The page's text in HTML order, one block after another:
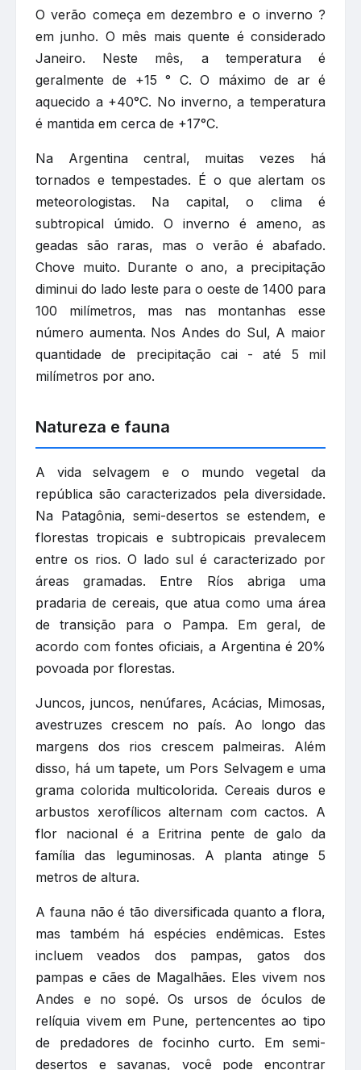
O verão começa em dezembro e o inverno ?
em junho. O mês mais quente é considerado
Janeiro. Neste mês, a temperatura é
geralmente de +15 ° C. O máximo de ar é
aquecido a +40°C. No inverno, a temperatura
é mantida em cerca de +17°C.
Na Argentina central, muitas vezes há
tornados e tempestades. É o que alertam os
meteorologistas. Na capital, o clima é
subtropical úmido. O inverno é ameno, as
geadas são raras, mas o verão é abafado.
Chove muito. Durante o ano, a precipitação
diminui do lado leste para o oeste de 1400 para
100 milímetros, mas nas montanhas esse
número aumenta. Nos Andes do Sul, A maior
quantidade de precipitação cai - até 5 mil
milímetros por ano.
Natureza e fauna
A vida selvagem e o mundo vegetal da
república são caracterizados pela diversidade.
Na Patagônia, semi-desertos se estendem, e
florestas tropicais e subtropicais prevalecem
entre os rios. O lado sul é caracterizado por
áreas gramadas. Entre Ríos abriga uma
pradaria de cereais, que atua como uma área
de transição para o Pampa. Em geral, de
acordo com fontes oficiais, a Argentina é 20%
povoada por florestas.
Juncos, juncos, nenúfares, Acácias, Mimosas,
avestruzes crescem no país. Ao longo das
margens dos rios crescem palmeiras. Além
disso, há um tapete, um Pors Selvagem e uma
grama colorida multicolorida. Cereais duros e
arbustos xerofílicos alternam com cactos. A
flor nacional é a Eritrina pente de galo da
família das leguminosas. A planta atinge 5
metros de altura.
A fauna não é tão diversificada quanto a flora,
mas também há espécies endêmicas. Estes
incluem veados dos pampas, gatos dos
pampas e cães de Magalhães. Eles vivem nos
Andes e no sopé. Os ursos de óculos de
relíquia vivem em Pune, pertencentes ao tipo
de predadores de focinho curto. Em semi-
desertos e savanas, você pode encontrar